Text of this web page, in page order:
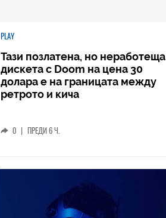
PLAY
Тази позлатена, но неработеща
дискета с Doom на цена 30
долара е на границата между
ретрото и кича
0 | ПРЕДИ 6 Ч.